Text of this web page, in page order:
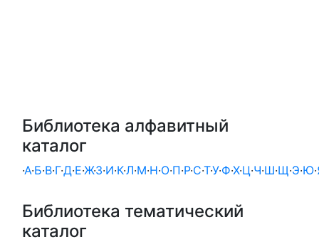
Библиотека алфавитный
каталог
·А·Б·В·Г·Д·Е·Ж·З·И·К·Л·М·Н·О·П·Р·С·Т·У·Ф·Х·Ц·Ч·Ш·Щ·Э·Ю·
Библиотека тематический
каталог